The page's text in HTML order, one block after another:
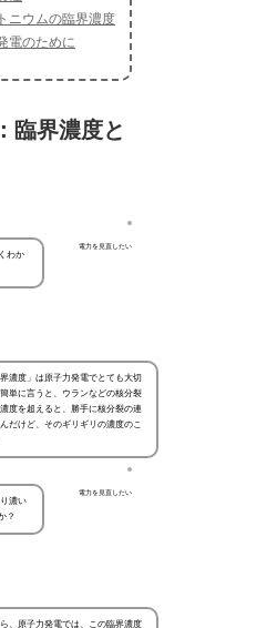
ニウムの臨界濃度
電のために
臨界濃度と
電力を見直したい
わか
濃度」は原子力発電でとても大切
単に言うと、ウランなどの核分裂
度を超えると、勝手に核分裂の連
だけど、そのギリギリの濃度のこ
電力を見直したい
濃い
？
、原子力発電では、この臨界濃度